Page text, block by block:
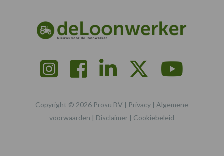
Copyright © 2026 Prosu BV | Privacy | Algemene
voorwaarden | Disclaimer | Cookiebeleid